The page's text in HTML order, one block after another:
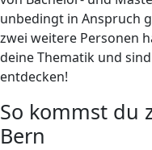
unbedingt in Anspruch
zwei weitere Personen
deine Thematik und
entdecken!
So kommst du
Bern